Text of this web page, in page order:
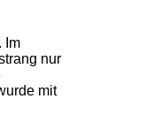
Im
nur
mit